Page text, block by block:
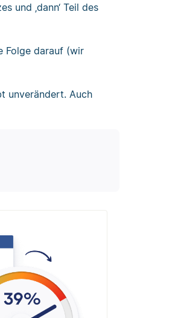
und ‚dann‘ Teil des
Folge darauf (wir
unverändert. Auch